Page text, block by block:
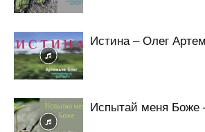
Истина – Олег
Испытай меня Боже